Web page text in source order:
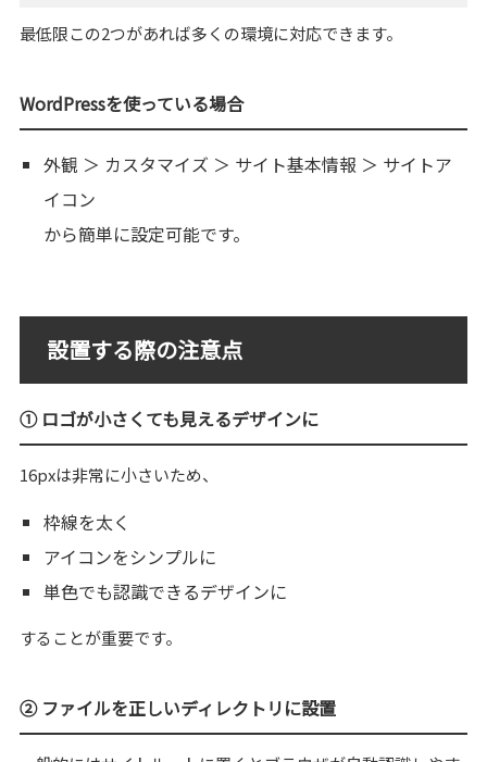
最低限この2つがあれば多くの環境に対応できます。
WordPressを使っている場合
外観 ＞ カスタマイズ ＞ サイト基本情報 ＞ サイトア
イコン
から簡単に設定可能です。
設置する際の注意点
① ロゴが小さくても見えるデザインに
16pxは非常に小さいため、
枠線を太く
アイコンをシンプルに
単色でも認識できるデザインに
することが重要です。
② ファイルを正しいディレクトリに設置